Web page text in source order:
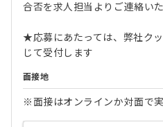
合否を求人担当よりご連絡いた
★応募にあたっては、弊社ク
じて受付します
面接地
※面接はオンラインか対面で